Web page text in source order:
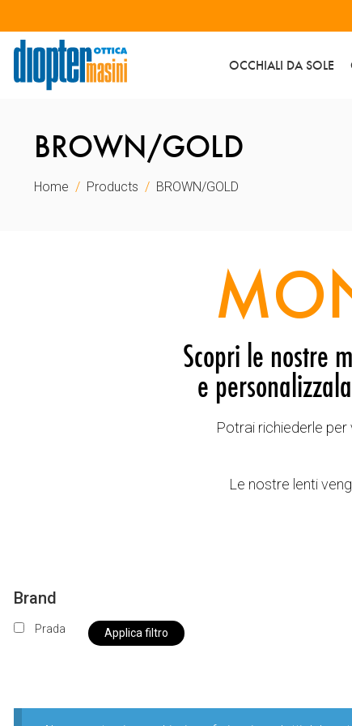
OCCHIALI DA SOLE
BROWN/GOLD
Home Products BROWN/GOLD
Scopri le nostre
e
Potrai richiederle
Le nostre lenti
Brand
Prada Applica filtro